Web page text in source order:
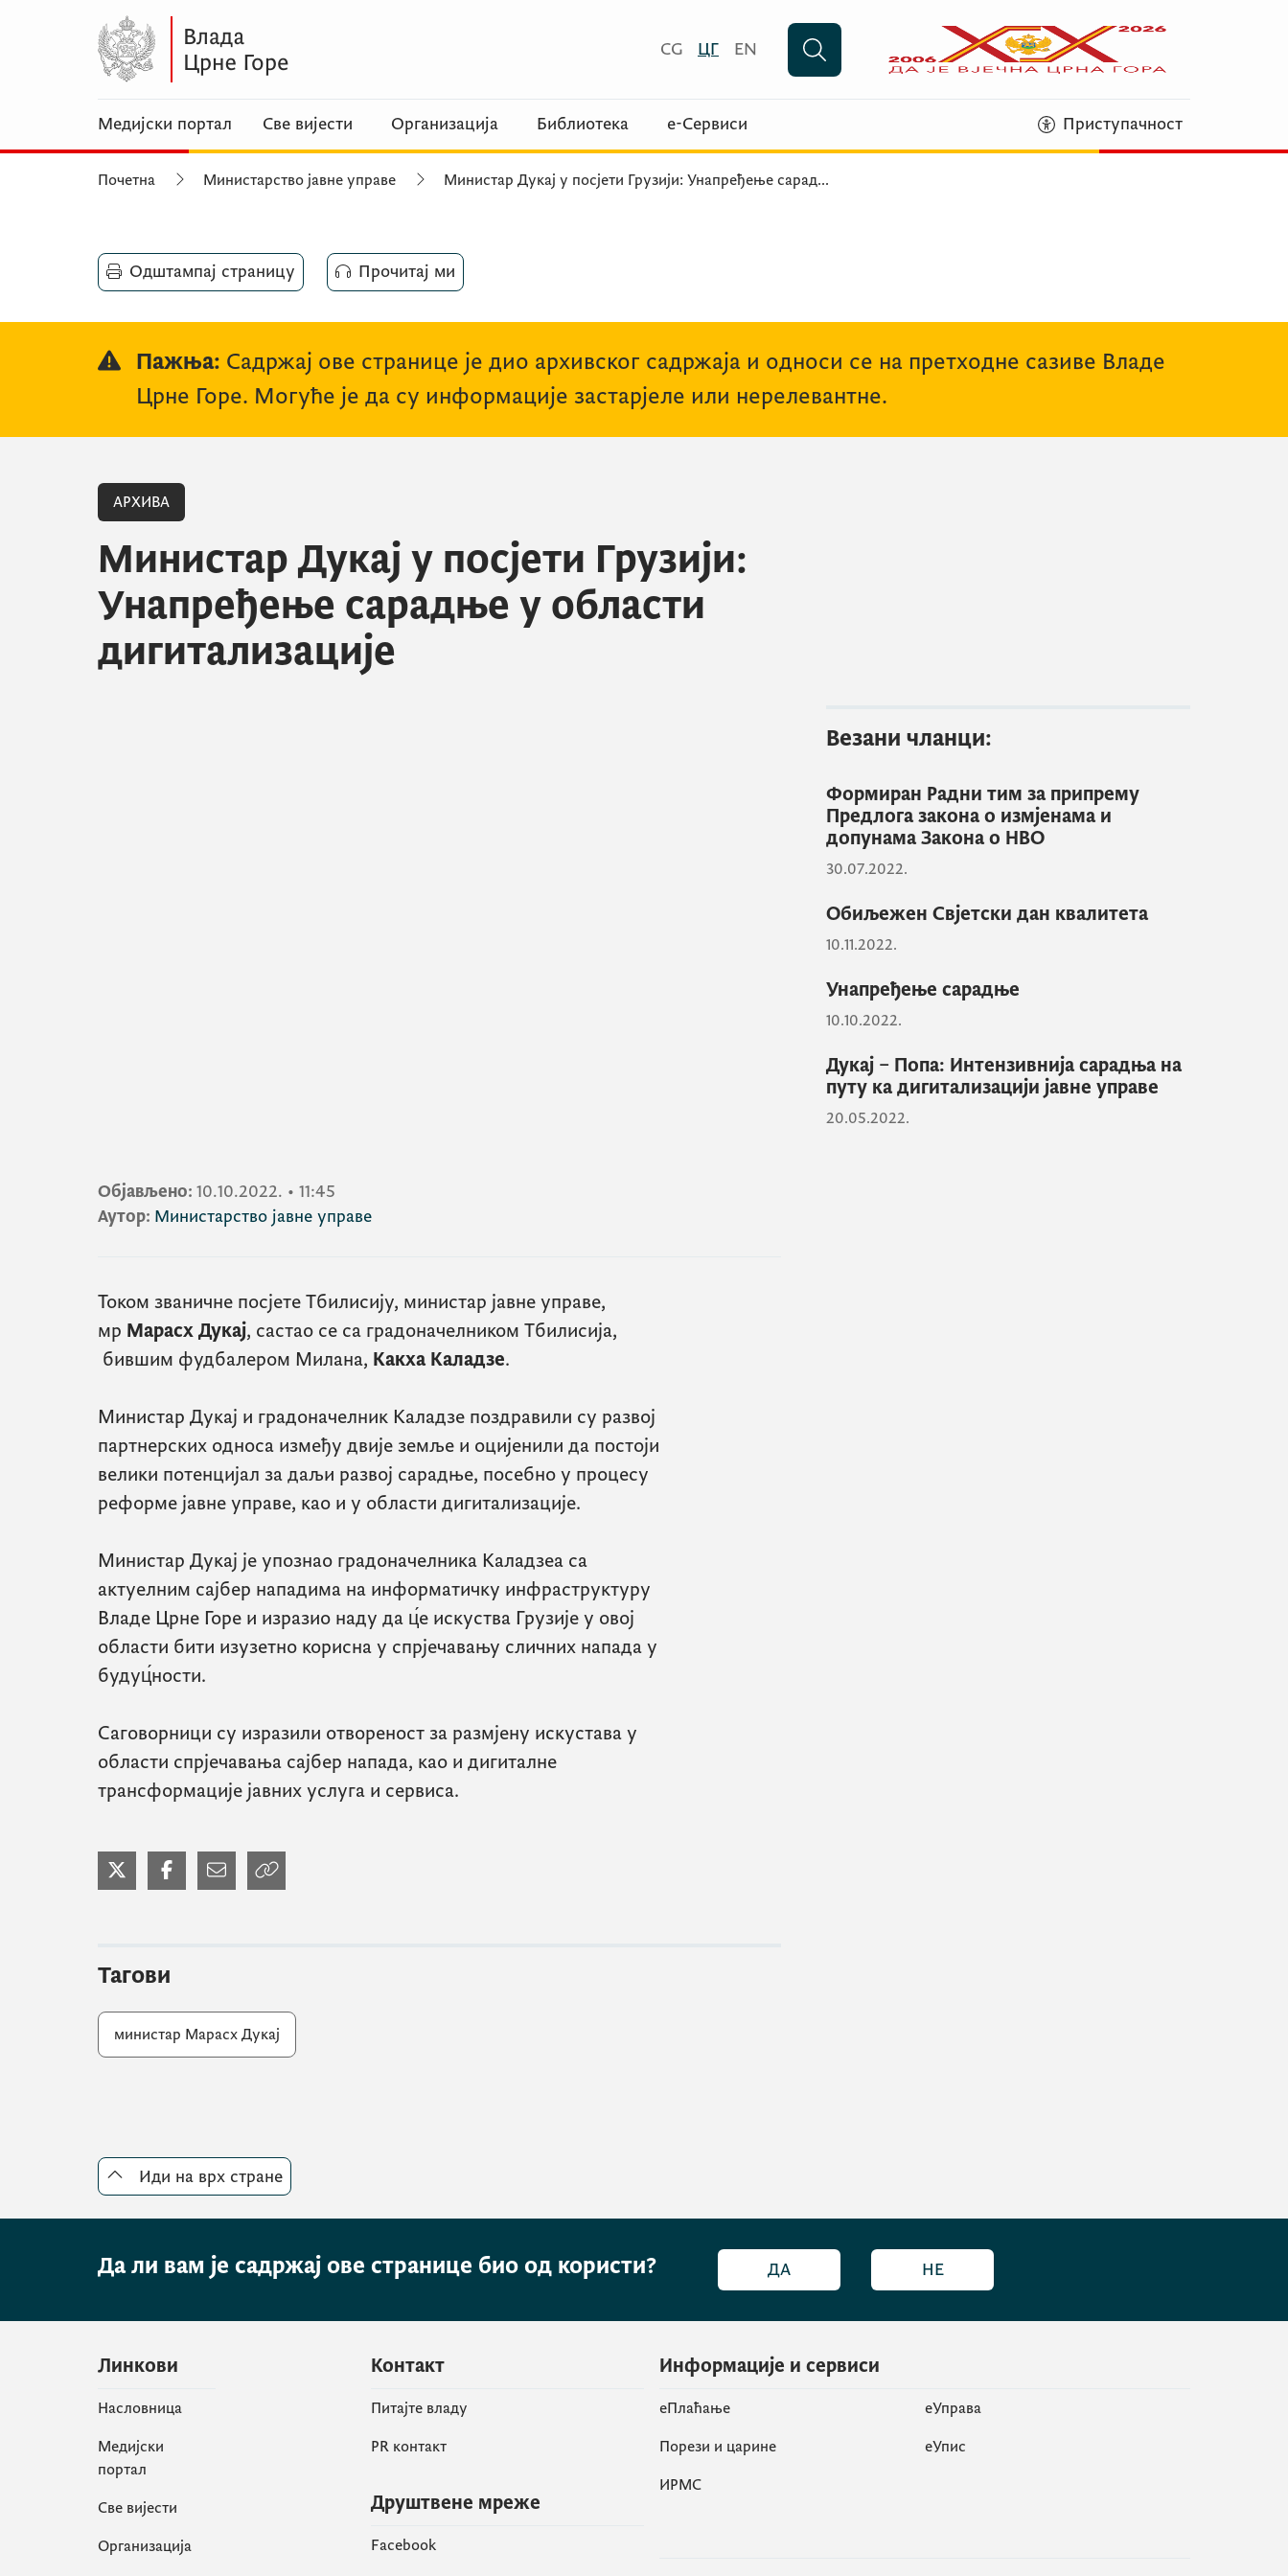
CG ЦГ EN
Медијски портал Све вијести Организација Библиотека е-Сервиси Приступачност
Почетна Министарство јавне управе Министар Дукај у посјети Грузији: Унапређење сарад...
Одштампај страницу Прочитај ми
Пажња: Садржај ове странице је дио архивског садржаја и односи се на претходне сазиве Владе
Црне Горе. Могуће је да су информације застарјеле или нерелевантне.
АРХИВА
Министар Дукај у посјети Грузији:
Унапређење сарадње у области
дигитализације
Објављено: 10.10.2022. • 11:45
Аутор: Министарство јавне управе
Током званичне посјете Тбилисију, министар јавне управе,
мр Марасх Дукај, састао се са градоначелником Тбилисија,
бившим фудбалером Милана, Какха Каладзе.
Министар Дукај и градоначелник Каладзе поздравили су развој
партнерских односа између двије земље и оцијенили да постоји
велики потенцијал за даљи развој сарадње, посебно у процесу
реформе јавне управе, као и у области дигитализације.
Министар Дукај је упознао градоначелника Каладзеа са
актуелним сајбер нападима на информатичку инфраструктуру
Владе Црне Горе и изразио наду да ц́е искуства Грузије у овој
области бити изузетно корисна у спрјечавању сличних напада у
будуц́ности.
Саговорници су изразили отвореност за размјену искустава у
области спрјечавања сајбер напада, као и дигиталне
трансформације јавних услуга и сервиса.
Тагови
министар Марасх Дукај
Везани чланци:
Формиран Радни тим за припрему
Предлога закона о измјенама и
допунама Закона о НВО
30.07.2022.
Обиљежен Свјетски дан квалитета
10.11.2022.
Унапређење сарадње
10.10.2022.
Дукај – Попа: Интензивнија сарадња на
путу ка дигитализацији јавне управе
20.05.2022.
Иди на врх стране
Да ли вам је садржај ове странице био од користи? ДА НЕ
Линкови
Насловница
Медијски
портал
Све вијести
Организација
Контакт
Питајте владу
PR контакт
Друштвене мреже
Facebook
Информације и сервиси
eПлаћање
еУправа
Порези и царине
eУпис
ИРМС